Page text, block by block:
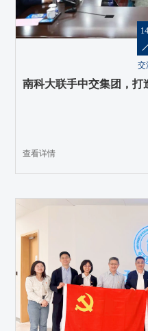
14
交
南科大联手中交集团，打
查看详情